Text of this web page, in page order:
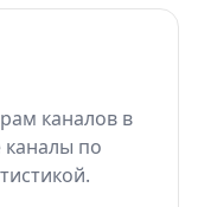
каналов в
каналы по